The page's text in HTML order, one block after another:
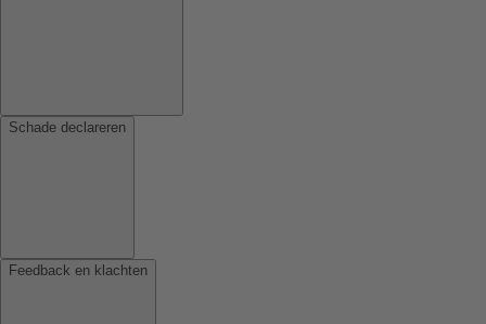
Schade declareren
Feedback en klachten